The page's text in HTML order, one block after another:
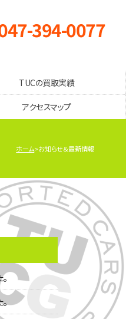
394-0077
TUCの買取実績
アクセスマップ
ホーム お知らせ＆最新情報